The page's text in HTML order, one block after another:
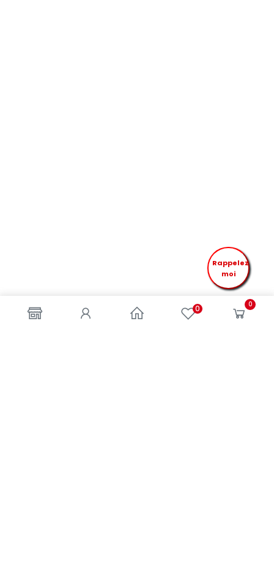
0 0
Rappelez
moi